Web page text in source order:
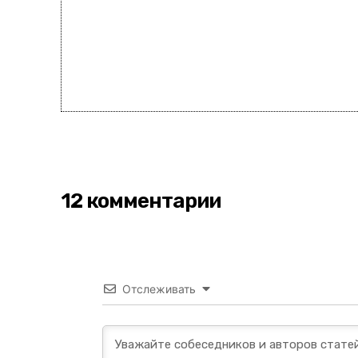
12 комментарии
Отслеживать